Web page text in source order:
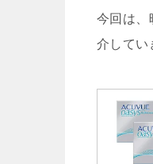
今回は、
介してい